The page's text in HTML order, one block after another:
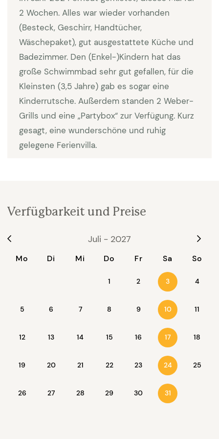
Küchenzeile. Im Haupthaus gibt es eine Küche mit
Pizza-Ofen, Brotbackofen, Backofen, Mikrowelle,
Nespresso-Maschine und Geschirrspüler. Schönes
Wohnzimmer mit Kamin, SAT-TV, CD-Player, iPod-
Dock, DVD, Video. Es gibt ein separates Lesezimmer.
Zugang zur Terrasse mit einem großen Teakholz-
Tisch und einem Lounge-Set. Die Villa verfügt über
schöne Holzböden. Bei den Schlafzimmern gibt es
einen Balkon mit sehr schöner Aussicht. Es gibt ein
Master-Schlafzimmer (Doppelbett 1,80 breit) mit
zwei Einzelbetten. Waschmaschine und Trockner
Handtücher für Badezimmer 10€ pp. Endreinigung
September wird das Haus nur für 14 Tage vermietet.
bleiben möchten können wir
sehrattraktive Rabatte
2 Wochen. Alles war wieder vorhanden
(Besteck, Geschirr, Handtücher,
Wäschepaket), gut ausgestattete Küche und
Badezimmer. Den (Enkel-)Kindern hat das
große Schwimmbad sehr gut gefallen, für die
Kleinsten (3,5 Jahre) gab es sogar eine
Kinderrutsche. Außerdem standen 2 Weber-
Grills und eine „Partybox“ zur Verfügung. Kurz
gesagt, eine wunderschöne und ruhig
gelegene Ferienvilla.
Verfügbarkeit und Preise
Juli - 2027
Mo Di Mi Do Fr Sa So
1 2 3 4
5 6 7 8 9 10 11
12 13 14 15 16 17 18
19 20 21 22 23 24 25
26 27 28 29 30 31